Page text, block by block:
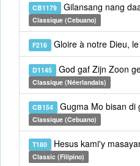
CB1179 Gilansang nang
Classique (Cebuano)
F216 Gloire à notre Dieu,
D1145 God gaf Zijn Zoon
Classique (Néerlandais)
CB154 Gugma Mo bisan di
Classique (Cebuano)
T180 Hesus kami'y
Classic (Filipino)